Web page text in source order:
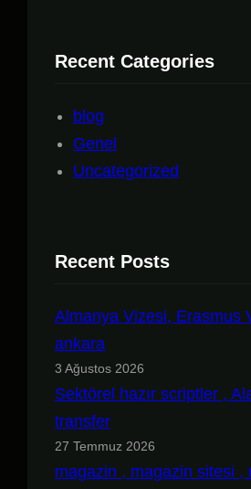
Recent Categories
blog
Genel
Uncategorized
Recent Posts
Almanya Vizesi, Erasmus
ankara
3 Ağustos 2026
Sektörel hazır scriptler ,
transfer
27 Temmuz 2026
magazin , magazin sitesi ,